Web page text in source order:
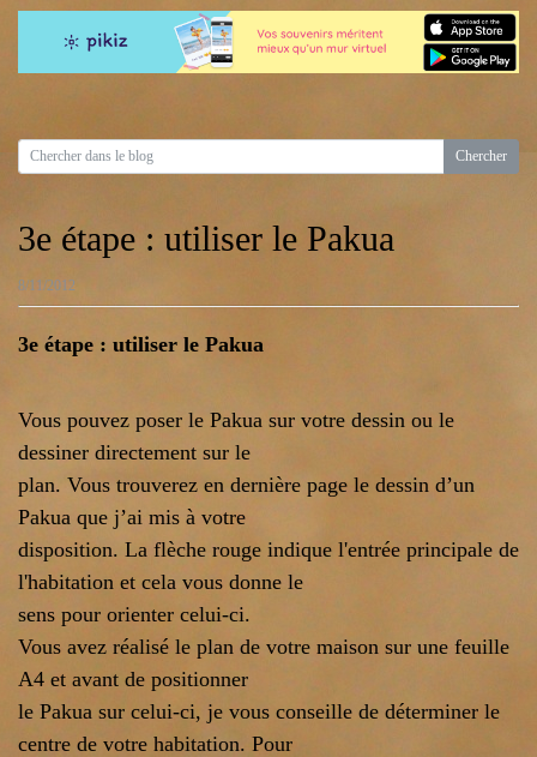
3e étape : utiliser le Pakua
8/11/2012
3e étape : utiliser le Pakua
Vous pouvez poser le Pakua sur votre dessin ou le
dessiner directement sur le
plan. Vous trouverez en dernière page le dessin d’un
Pakua que j’ai mis à votre
disposition. La flèche rouge indique l'entrée principale de
l'habitation et cela vous donne le
sens pour orienter celui-ci.
Vous avez réalisé le plan de votre maison sur une feuille
A4 et avant de positionner
le Pakua sur celui-ci, je vous conseille de déterminer le
centre de votre habitation. Pour